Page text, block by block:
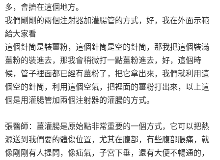
多，會擠在這個地方。
我們剛剛的兩個注射器加灌腸管的方式，好，我在外面示範
給大家看
這個針筒是裝薑粉，這個針筒是空的針筒，那我把這個裝滿
薑粉的裝進去，那我會稍微打一點薑粉進去，好，這個時
候，管子裡面都已經有薑粉了，把它拿出來，我們就利用這
個空的針筒，利用這個空氣，把裡面的薑粉打出來，以上這
個是用灌腸管加兩個注射器的灌腸的方式。
張醫師：薑灌腸是原始點非常重要的一個方式，它可以把熱
源送到我們要的體傷位置，尤其在腹部，有些腹部脹痛，就
像剛剛有人提問，像疝氣，子宮下垂，還有大便不暢通的，